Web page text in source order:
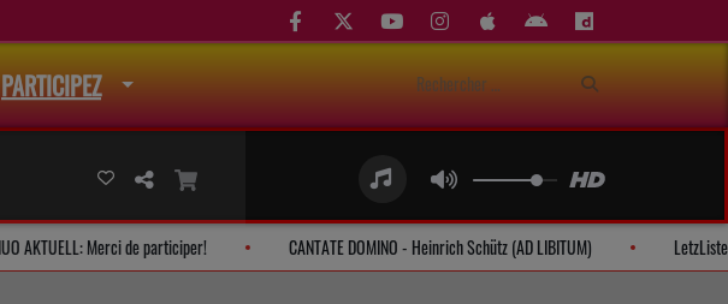
PARTICIPEZ
CONTINUO AKTUELL: Merci de participer! CANTATE DOMINO - Heinrich Schütz (AD LIBITUM)